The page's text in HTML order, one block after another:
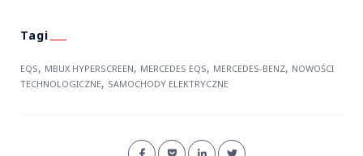
EQS, MBUX HYPERSCREEN, MERCEDES EQS, MERCEDES-BENZ, NOWOŚCI
TECHNOLOGICZNE, SAMOCHODY ELEKTRYCZNE